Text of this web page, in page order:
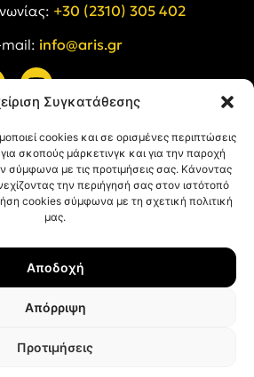
Συγκατάθεσης
cookies και σε ορισμένες περιπτώσεις
σκοπούς μάρκετινγκ και για την παροχή
σύμφωνα με τις προτιμήσεις σας. Κάνοντας
την περιήγησή σας στον ιστότοπό
cookies σύμφωνα με τη σχετική πολιτική
μας.
Αποδοχή
Απόρριψη
Προτιμήσεις
+30 (2310) 305 402
mail: info@aris.gr
Όροι Χρήσης
Πολιτική Cookies